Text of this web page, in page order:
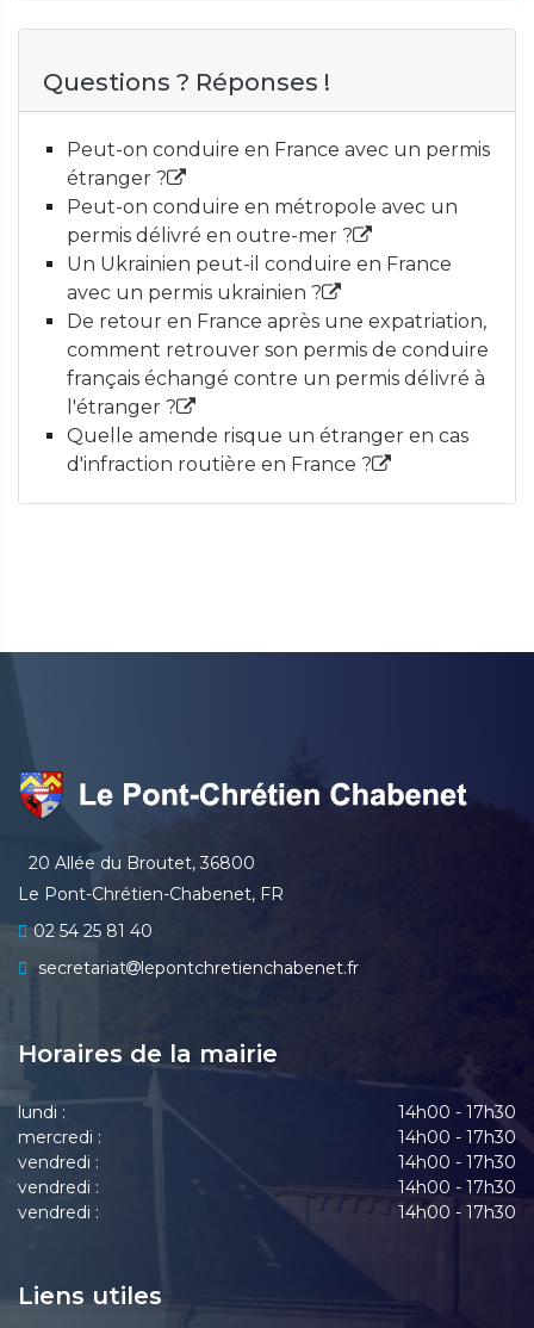
Questions ? Réponses !
Peut-on conduire en France avec un permis
étranger ?
Peut-on conduire en métropole avec un
permis délivré en outre-mer ?
Un Ukrainien peut-il conduire en France
avec un permis ukrainien ?
De retour en France après une expatriation,
comment retrouver son permis de conduire
français échangé contre un permis délivré à
l'étranger ?
Quelle amende risque un étranger en cas
d'infraction routière en France ?
20 Allée du Broutet, 36800
Le Pont-Chrétien-Chabenet, FR
02 54 25 81 40
secretariat
lepontchretienchabenet.fr
Horaires de la mairie
lundi :
14h00 - 17h30
mercredi :
14h00 - 17h30
vendredi :
14h00 - 17h30
vendredi :
14h00 - 17h30
vendredi :
14h00 - 17h30
Liens utiles